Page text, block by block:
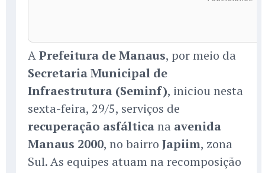
APrefeitura de Manaus, por meio da
Secretaria Municipal de
Infraestrutura (Seminf), iniciou nesta
sexta-feira, 29/5, serviços de
recuperação asfálticana avenida
Manaus 2000, no bairro Japiim, zona
Sul. As equipes atuam na recomposição